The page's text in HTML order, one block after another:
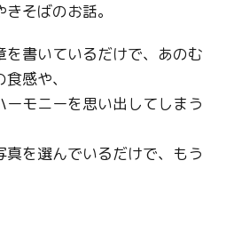
そばのお話。
を書いているだけで、あのむ
感や、
モニーを思い出してしまう
真を選んでいるだけで、もう